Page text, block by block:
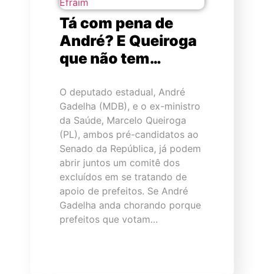
Tá com pena de
André? E Queiroga
que não tem…
O deputado estadual, André
Gadelha (MDB), e o ex-ministro
da Saúde, Marcelo Queiroga
(PL), ambos pré-candidatos ao
Senado da República, já podem
abrir juntos um comitê dos
excluídos em se tratando de
apoio de prefeitos. Se André
Gadelha anda chorando porque
prefeitos que votam…